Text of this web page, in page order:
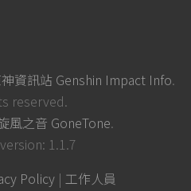
資訊站 Genshin Impact Info.
reserved.
風之音 GoneTone.
1.1.7
Policy | 工作人員